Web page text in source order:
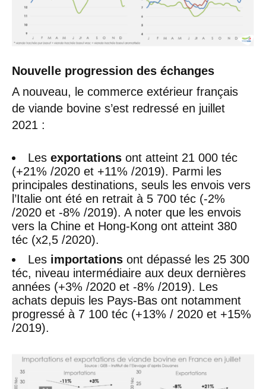
Nouvelle progression des échanges
A nouveau, le commerce extérieur français
de viande bovine s’est redressé en juillet
2021 :
Les exportations ont atteint 21 000 téc
(+21% /2020 et +11% /2019). Parmi les
principales destinations, seuls les envois vers
l’Italie ont été en retrait à 5 700 téc (-2%
/2020 et -8% /2019). A noter que les envois
vers la Chine et Hong-Kong ont atteint 380
téc (x2,5 /2020).
Les importations ont dépassé les 25 300
téc, niveau intermédiaire aux deux dernières
années (+3% /2020 et -8% /2019). Les
achats depuis les Pays-Bas ont notamment
progressé à 7 100 téc (+13% / 2020 et +15%
/2019).